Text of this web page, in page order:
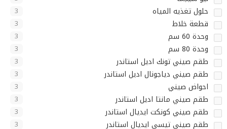
حلول تغذيه المياه 3
قطعة خلاط 3
وحدة 60 سم 3
وحدة 80 سم 3
طقم صيني تونك اديل استاندر 3
طقم صيني دياجونال اديل استاندر 3
احواض صيني 3
طقم صيني مانتا اديل استاندر 3
طقم صيني كونكت ايديال استاندر 3
طقم صيني تيسي ايديال استاندر 3